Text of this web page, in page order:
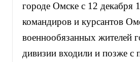
городе Омске с 12 декабря
командиров и курсантов
военнообязанных жителей
дивизии входили и позже